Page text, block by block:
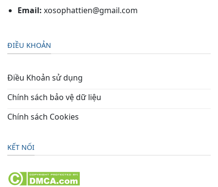
Email: xosophattien@gmail.com
ĐIỀU KHOẢN
Điều Khoản sử dụng
Chính sách bảo vệ dữ liệu
Chính sách Cookies
KẾT NỐI